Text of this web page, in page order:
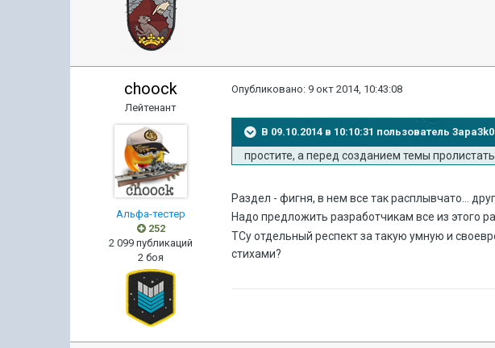
choock
Лейтенант
Альфа-тестер
252
2 099 публикаций
2 боя
Опубликовано: 9 окт 2014, 10:43:08
В 09.10.2014 в 10:10:31 пользователь
простите, а перед созданием темы
Раздел - фигня, в нем все так расплывчато...
Надо предложить разработчикам все из этого
ТСу отдельный респект за такую умную и
стихами?